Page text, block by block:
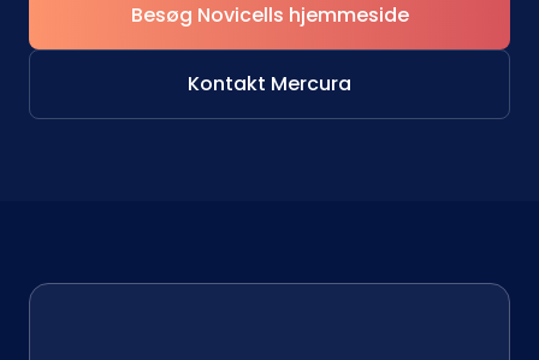
Besøg Novicells hjemmeside
Kontakt Mercura